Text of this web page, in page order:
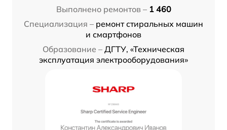
Выполнено ремонтов – 1 460
Специализация – ремонт стиральных машин
и смартфонов
Образование – ДГТУ, «Техническая
эксплуатация электрооборудования»